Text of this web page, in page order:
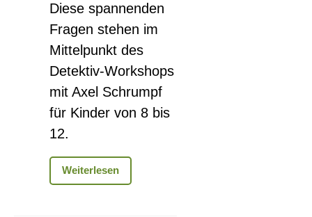
Diese spannenden
Fragen stehen im
Mittelpunkt des
Detektiv-Workshops
mit Axel Schrumpf
für Kinder von 8 bis
12.
WeiterlesenInteraktiv
zum